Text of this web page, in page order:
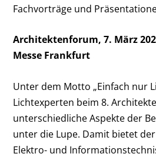
Fachvorträge und
Architektenforum, 7. März
Messe Frankfurt
Unter dem Motto „Einfach nur
Lichtexperten beim 8.
unterschiedliche Aspekte der
unter die Lupe. Damit bietet
Elektro- und